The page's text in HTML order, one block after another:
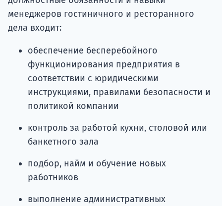
менеджеров гостиничного и ресторанного
дела входит:
обеспечение бесперебойного
функционирования предприятия в
соответствии с юридическими
инструкциями, правилами безопасности и
политикой компании
контроль за работой кухни, столовой или
банкетного зала
подбор, найм и обучение новых
работников
выполнение административных